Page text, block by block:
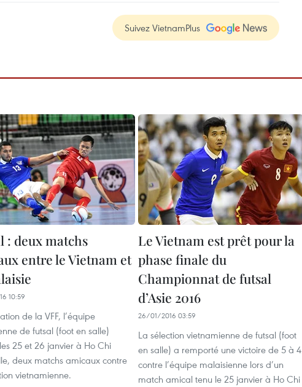
Suivez VietnamPlus
: deux matchs
entre le Vietnam et
10:59
de la VFF, l’équipe
de futsal (foot en salle)
25 et 26 janvier à Ho Chi
deux matchs amicaux contre
vietnamienne.
Le Vietnam est prêt pour la
phase finale du
Championnat de futsal
d’Asie 2016
26/01/2016 03:59
La sélection vietnamienne de futsal (foot
en salle) a remporté une victoire de 5 à 4
contre l’équipe malaisienne lors d’un
match amical tenu le 25 janvier à Ho Chi